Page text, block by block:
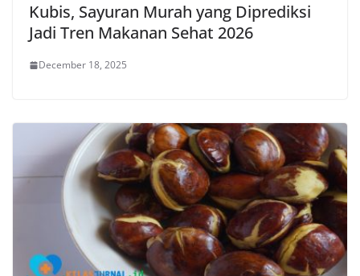
Kubis, Sayuran Murah yang Diprediksi
Jadi Tren Makanan Sehat 2026
December 18, 2025